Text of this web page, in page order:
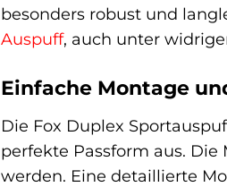
besonders robust und
Auspuff, auch unter
Einfache Montage
Die Fox Duplex
perfekte Passform aus.
werden. Eine detaillierte